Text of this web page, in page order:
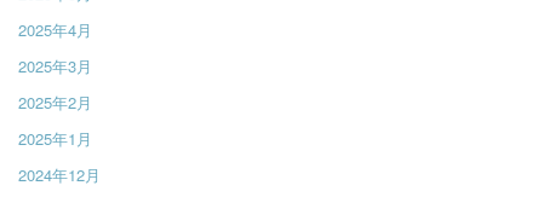
2025年4月
2025年3月
2025年2月
2025年1月
2024年12月